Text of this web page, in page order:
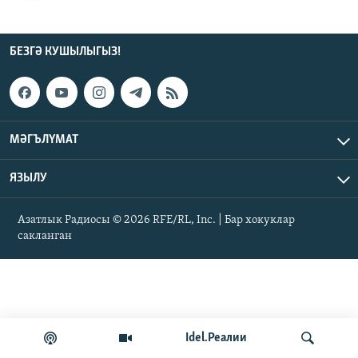
ПӘРӘВЕЗ
КИНОХАНӘ
IDEL.РЕАЛИИ
БЕЗГӘ КУШЫЛЫГЫЗ!
БАШКА ТЕЛЛӘРДӘ
Idel.Реалии
БЕЗГӘ КУШЫЛЫГЫЗ!
МӘГЪЛҮМАТ
ЯЗЫЛУ
Азатлык Радиосы © 2026 RFE/RL, Inc. | Бар хокуклар
сакланган